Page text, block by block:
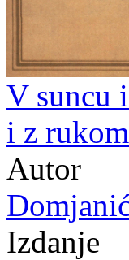
V suncu
i z
Autor
Izdanje